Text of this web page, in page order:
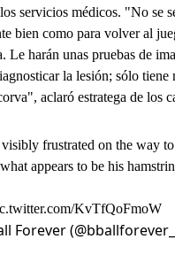
servicios médicos. "No se
bien como para volver al
Le harán unas pruebas de
la lesión; sólo tiene
aclaró estratega de los
frustrated on the way
appears to be his
KvTfQoFmoW
Forever